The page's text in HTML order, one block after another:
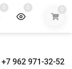
0 0 0
+7 962 971-32-52